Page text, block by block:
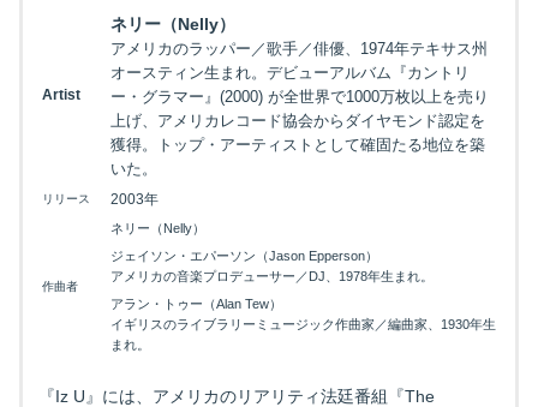
Artist
ネリー（Nelly）
アメリカのラッパー／歌手／俳優、1974年テキサス州
オースティン生まれ。デビューアルバム『カントリ
ー・グラマー』(2000) が全世界で1000万枚以上を売り
上げ、アメリカレコード協会からダイヤモンド認定を
獲得。トップ・アーティストとして確固たる地位を築
いた。
リリース 2003年
作曲者
ネリー（Nelly）
ジェイソン・エパーソン（Jason Epperson）
アメリカの音楽プロデューサー／DJ、1978年生まれ。
アラン・トゥー（Alan Tew）
イギリスのライブラリーミュージック作曲家／編曲家、1930年生
まれ。
『Iz U』には、アメリカのリアリティ法廷番組『The